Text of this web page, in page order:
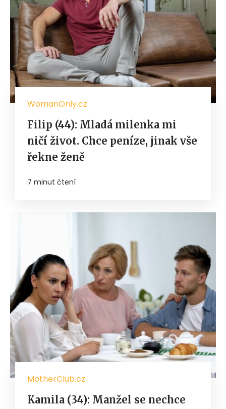
WomanOnly.cz
Filip (44): Mladá milenka mi
ničí život. Chce peníze, jinak vše
řekne ženě
7 minut čtení
MotherClub.cz
Kamila (34): Manžel se nechce